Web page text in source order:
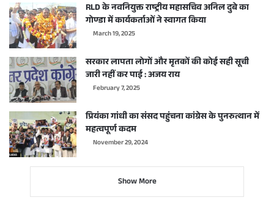
RLD के नवनियुक्त राष्ट्रीय महासचिव अनिल दुबे का
गोण्डा में कार्यकर्ताओं ने स्वागत किया
March 19, 2025
सरकार लापता लोगों और मृतकों की कोई सही सूची
जारी नहीं कर पाई : अजय राय
February 7, 2025
प्रियंका गांधी का संसद पहुंचना कांग्रेस के पुनरुत्थान में
महत्वपूर्ण कदम
November 29, 2024
Show More